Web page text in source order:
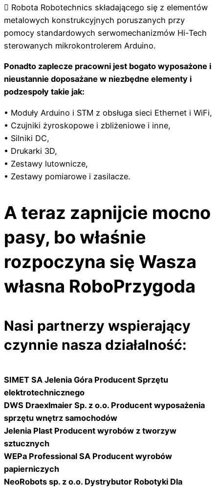
 Robota Robotechnics składającego się z elementów
metalowych konstrukcyjnych poruszanych przy
pomocy standardowych serwomechanizmów Hi-Tech
sterowanych mikrokontrolerem Arduino.
Ponadto zaplecze pracowni jest bogato wyposażone i
nieustannie doposażane w niezbędne elementy i
podzespoły takie jak:
• Moduły Arduino i STM z obsługa sieci Ethernet i WiFi,
• Czujniki żyroskopowe i zbliżeniowe i inne,
• Silniki DC,
• Drukarki 3D,
• Zestawy lutownicze,
• Zestawy pomiarowe i zasilacze.
A teraz zapnijcie mocno
pasy, bo właśnie
rozpoczyna się Wasza
własna RoboPrzygoda
Nasi partnerzy wspierający
czynnie nasza działalność:
SIMET SA Jelenia Góra Producent Sprzętu
elektrotechnicznego
DWS Draexlmaier Sp. z o.o. Producent wyposażenia
sprzętu wnętrz samochodów
Jelenia Plast Producent wyrobów z tworzyw
sztucznych
WEPa Professional SA Producent wyrobów
papierniczych
NeoRobots sp. z o.o. Dystrybutor Robotyki Dla